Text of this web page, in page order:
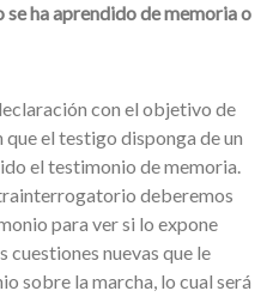
ha aprendido de memoria o
con el objetivo de
el testigo disponga de un
el testimonio de memoria.
deberemos
para ver si lo expone
nuevas que le
sobre la marcha, lo cual será